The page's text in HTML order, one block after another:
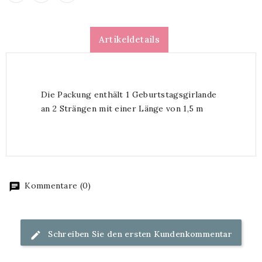
Artikeldetails
Die Packung enthält 1 Geburtstagsgirlande
an 2 Strängen mit einer Länge von 1,5 m
Kommentare (0)
Schreiben Sie den ersten Kundenkommentar